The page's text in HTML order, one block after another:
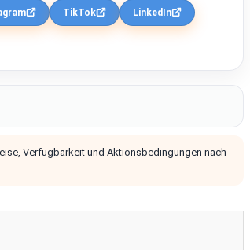
TikTok LinkedIn
Verfügbarkeit und Aktionsbedingungen nach